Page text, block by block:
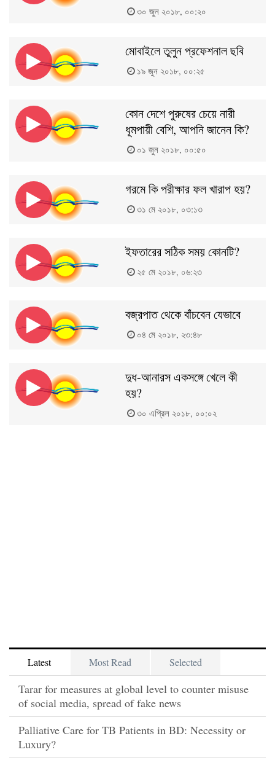
৩০ জুন ২০১৮, ০০:২০
মোবাইলে তুলুন প্রফেশনাল ছবি
১৯ জুন ২০১৮, ০০:২৫
কোন দেশে পুরুষের চেয়ে নারী
ধূমপায়ী বেশি, আপনি জানেন কি?
০১ জুন ২০১৮, ০০:৫০
গরমে কি পরীক্ষার ফল খারাপ হয়?
৩১ মে ২০১৮, ০৩:১৩
ইফতারের সঠিক সময় কোনটি?
২৫ মে ২০১৮, ০৬:২৩
বজ্রপাত থেকে বাঁচবেন যেভাবে
০৪ মে ২০১৮, ২৩:৪৮
দুধ-আনারস একসঙ্গে খেলে কী
হয়?
৩০ এপ্রিল ২০১৮, ০০:০২
Latest Most Read Selected
Tarar for measures at global level to counter misuse
of social media, spread of fake news
Palliative Care for TB Patients in BD: Necessity or
Luxury?